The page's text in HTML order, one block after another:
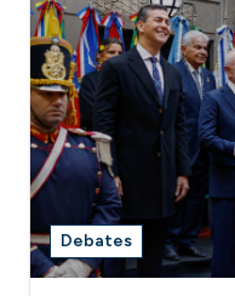
Debates